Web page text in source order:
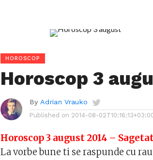
HOROSCOP
Horoscop 3
By Adrian Vrauko
Published on 2014-08-
Horoscop 3 august 2014 –
La vorbe bune ti se raspunde cu